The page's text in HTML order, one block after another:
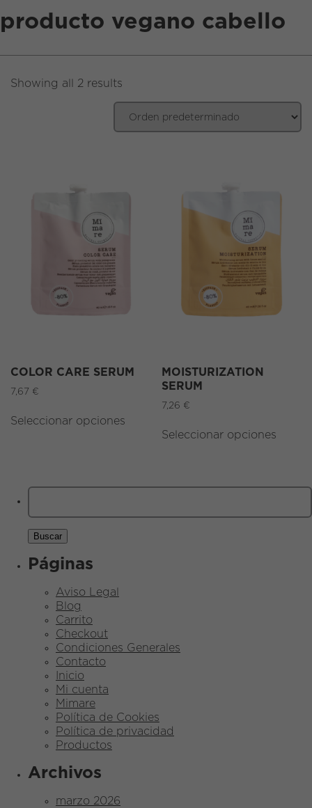
EN|ES
producto vegano cabello
Showing all 2 results
COLOR CARE SERUM
7,67 €
Seleccionar opciones
MOISTURIZATION
SERUM
7,26 €
Seleccionar opciones
Buscar:
Páginas
Aviso Legal
Blog
Carrito
Checkout
Condiciones Generales
Contacto
Inicio
Mi cuenta
Mimare
Política de Cookies
Política de privacidad
Productos
Archivos
marzo 2026